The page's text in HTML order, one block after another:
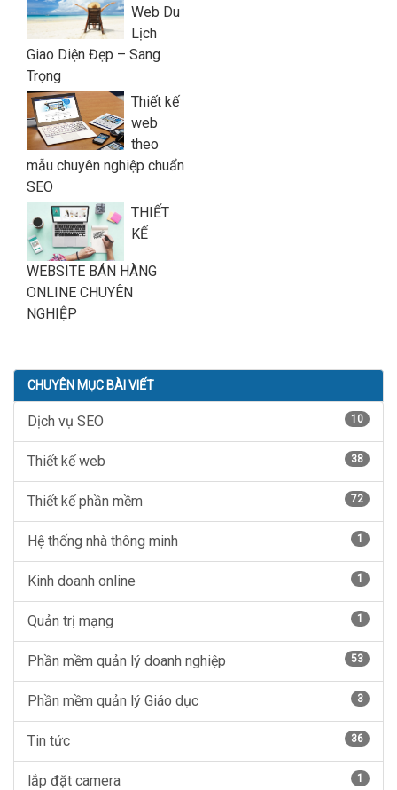
Web Du
Lịch
Giao Diện Đẹp – Sang
Trọng
Thiết kế
web
theo
mẫu chuyên nghiệp chuẩn
SEO
THIẾT
KẾ
WEBSITE BÁN HÀNG
ONLINE CHUYÊN
NGHIỆP
CHUYÊN MỤC BÀI VIẾT
Dịch vụ SEO 10
Thiết kế web 38
Thiết kế phần mềm 72
Hệ thống nhà thông minh 1
Kinh doanh online 1
Quản trị mạng 1
Phần mềm quản lý doanh nghiệp 53
Phần mềm quản lý Giáo dục 3
Tin tức 36
lắp đặt camera 1